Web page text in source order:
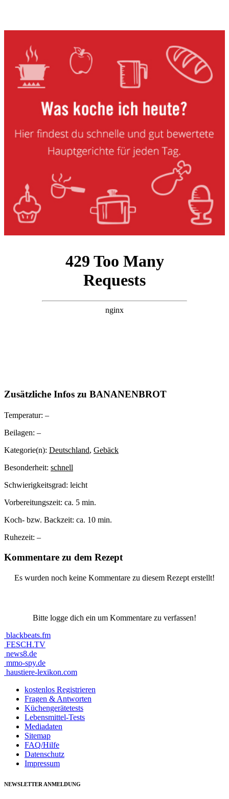
Zusätzliche Infos zu BANANENBROT
Temperatur: –
Beilagen: –
Kategorie(n): Deutschland, Gebäck
Besonderheit: schnell
Schwierigkeitsgrad: leicht
Vorbereitungszeit: ca. 5 min.
Koch- bzw. Backzeit: ca. 10 min.
Ruhezeit: –
Kommentare zu dem Rezept
Es wurden noch keine Kommentare zu diesem Rezept erstellt!
Bitte logge dich ein um Kommentare zu verfassen!
blackbeats.fm
FESCH.TV
news8.de
mmo-spy.de
haustiere-lexikon.com
kostenlos Registrieren
Fragen & Antworten
Küchengerätetests
Lebensmittel-Tests
Mediadaten
Sitemap
FAQ/Hilfe
Datenschutz
Impressum
NEWSLETTER ANMELDUNG